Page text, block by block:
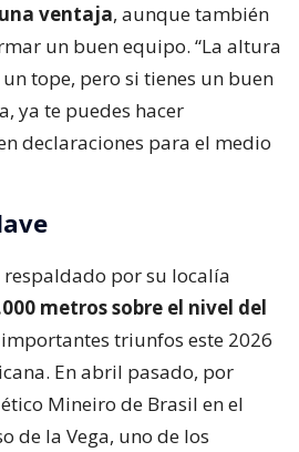
ventaja, aunque también
un buen equipo. “La altura
tope, pero si tienes un buen
ya te puedes hacer
declaraciones para el medio
por su localía
metros sobre el nivel del
triunfos este 2026
En abril pasado, por
Mineiro de Brasil en el
de la Vega, uno de los